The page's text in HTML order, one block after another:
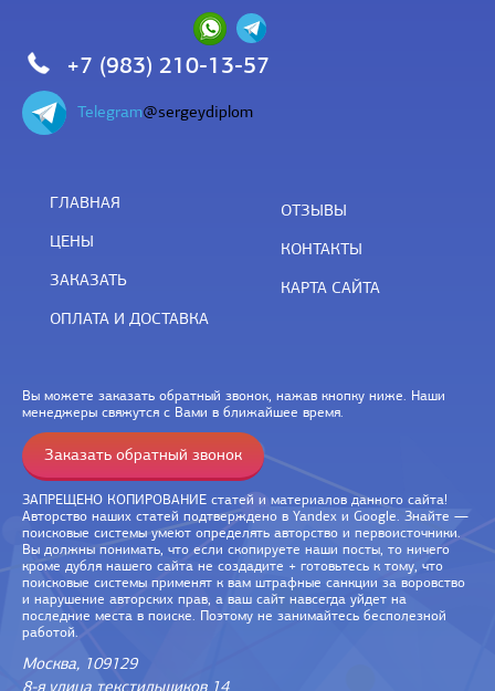
+7 (983) 210-13-57
Telegram@sergeydiplom
ГЛАВНАЯ
ЦЕНЫ
ЗАКАЗАТЬ
ОПЛАТА И ДОСТАВКА
ОТЗЫВЫ
КОНТАКТЫ
КАРТА САЙТА
Вы можете заказать обратный звонок, нажав кнопку ниже. Наши
менеджеры свяжутся с Вами в ближайшее время.
Заказать обратный звонок
ЗАПРЕЩЕНО КОПИРОВАНИЕ статей и материалов данного сайта!
Авторство наших статей подтверждено в Yandex и Google. Знайте —
поисковые системы умеют определять авторство и первоисточники.
Вы должны понимать, что если скопируете наши посты, то ничего
кроме дубля нашего сайта не создадите + готовьтесь к тому, что
поисковые системы применят к вам штрафные санкции за воровство
и нарушение авторских прав, а ваш сайт навсегда уйдет на
последние места в поиске. Поэтому не занимайтесь бесполезной
работой.
Москва, 109129
8-я улица текстильщиков 14